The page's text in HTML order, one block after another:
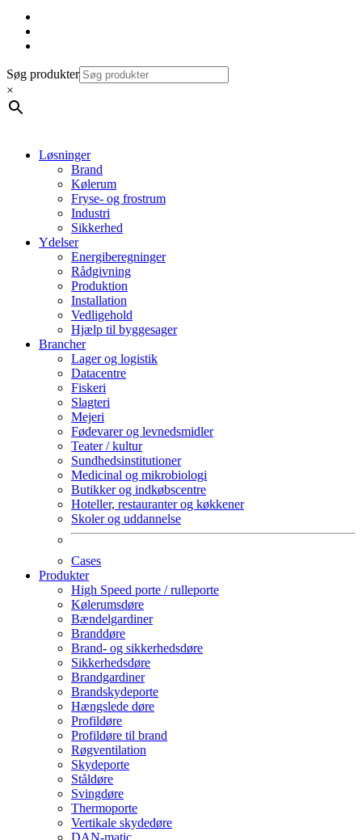
Søg produkter
×
Løsninger
Brand
Kølerum
Fryse- og frostrum
Industri
Sikkerhed
Ydelser
Energiberegninger
Rådgivning
Produktion
Installation
Vedligehold
Hjælp til byggesager
Brancher
Lager og logistik
Datacentre
Fiskeri
Slagteri
Mejeri
Fødevarer og levnedsmidler
Teater / kultur
Sundhedsinstitutioner
Medicinal og mikrobiologi
Butikker og indkøbscentre
Hoteller, restauranter og køkkener
Skoler og uddannelse
Cases
Produkter
High Speed porte / rulleporte
Kølerumsdøre
Bændelgardiner
Branddøre
Brand- og sikkerhedsdøre
Sikkerhedsdøre
Brandgardiner
Brandskydeporte
Hængslede døre
Profildøre
Profildøre til brand
Røgventilation
Skydeporte
Ståldøre
Svingdøre
Thermoporte
Vertikale skydedøre